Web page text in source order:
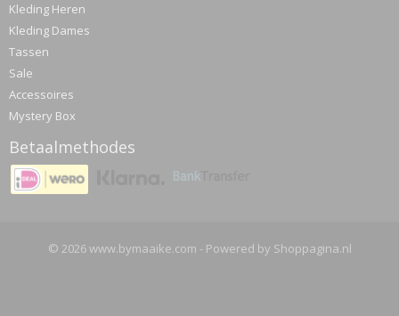
Kleding Heren
Kleding Dames
Tassen
Sale
Accessoires
Mystery Box
Betaalmethodes
© 2026 www.bymaaike.com - Powered by Shoppagina.nl